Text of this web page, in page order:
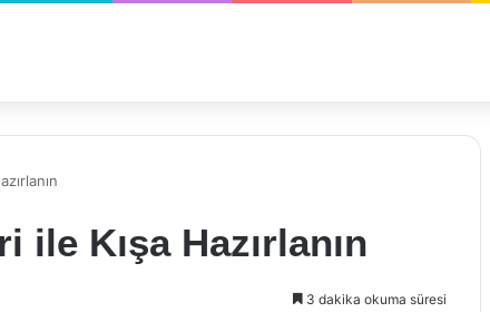
ile Kışa Hazırlanın
3 dakika okuma süresi